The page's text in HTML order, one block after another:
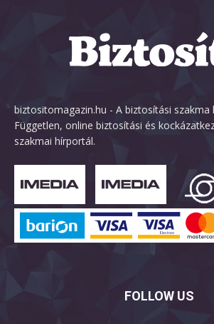
biztositomagazin.hu - A biztosítási szakma
Független, online biztosítási és
szakmai hírportál.
FOLLOW US